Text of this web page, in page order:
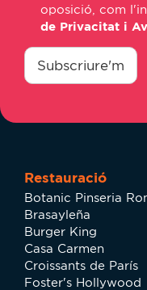
oposició, com
de Privacitat i
consentimiento
Subscriure'm
Restauració
Botanic Pinseria
Brasayleña
Burger King
Casa Carmen
Croissants de París
Foster's Hollywood